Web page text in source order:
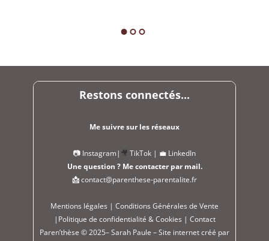
Restons connectés...
Me suivre sur les réseaux
📷 Instagram | 🎥 TikTok | 💼 LinkedIn
Une question ? Me contacter par mail.
📩contact@parenthese-parentalite.fr
Mentions légales | Conditions Générales de Vente
| Politique de confidentialité & Cookies | Contact
Paren’thèse © 2025– Sarah Paule – Site internet créé par